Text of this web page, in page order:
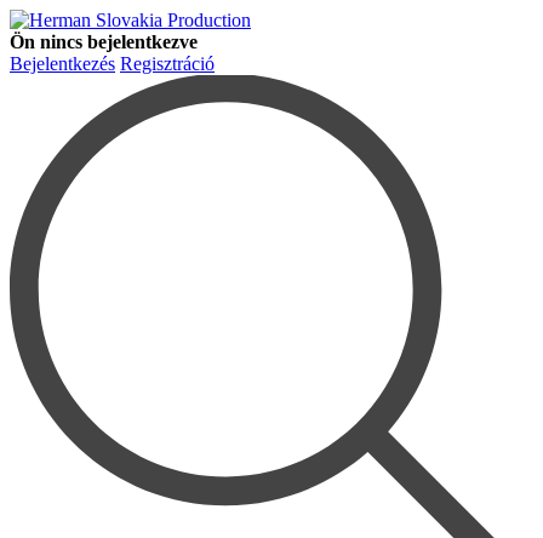
Ön nincs bejelentkezve
Bejelentkezés Regisztráció